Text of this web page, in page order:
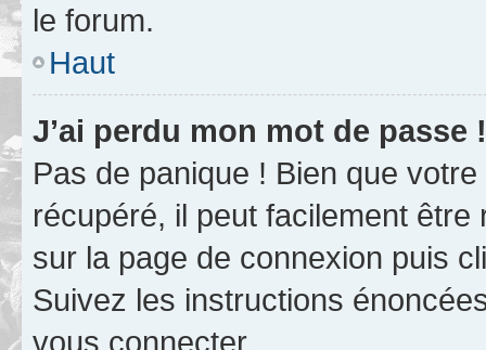
le forum.
Haut
J’ai perdu mon mot de passe !
Pas de panique ! Bien que
récupéré, il peut facilement
sur la page de connexion puis
Suivez les instructions
vous connecter.